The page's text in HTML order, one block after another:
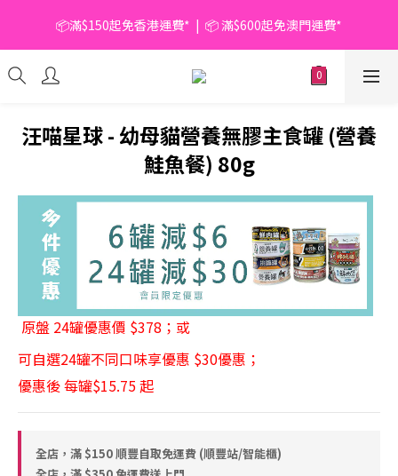
📦滿$150起免香港運費*  |  📦 滿$600起免澳門運費*
📦滿$150起免香港運費*  |  📦 滿$600起免澳門運費*
🥫 罐頭優惠 | 任選* 6件 即減 $6 |  任選* 24件 即減 $30 🥫 (按此了
解更多)
📦滿$150起免香港運費*  |  📦 滿$600起免澳門運費*
汪喵星球 - 幼母貓營養無膠主食罐 (營養
鮭魚餐) 80g
原盤 24罐優惠價 $378；或
可自選24罐不同口味享優惠 $30優惠；
優惠後 每罐$15.75 起
全店，滿 $150 順豐自取免運費 (順豐站/智能櫃)